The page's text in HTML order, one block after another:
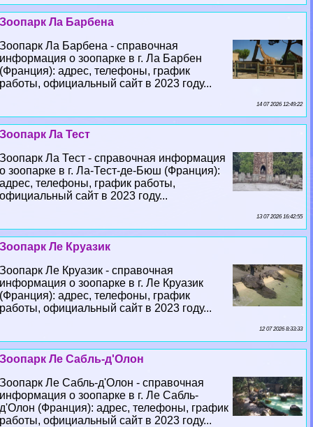
Зоопарк Ла Барбена
Зоопарк Ла Барбена - справочная
информация о зоопарке в г. Ла Барбен
(Франция): адрес, телефоны, график
работы, официальный сайт в 2023 году...
14 07 2026 12:49:22
Зоопарк Ла Тест
Зоопарк Ла Тест - справочная информация
о зоопарке в г. Ла-Тест-де-Бюш (Франция):
адрес, телефоны, график работы,
официальный сайт в 2023 году...
13 07 2026 16:42:55
Зоопарк Ле Круазик
Зоопарк Ле Круазик - справочная
информация о зоопарке в г. Ле Круазик
(Франция): адрес, телефоны, график
работы, официальный сайт в 2023 году...
12 07 2026 8:33:33
Зоопарк Ле Сабль-д'Олон
Зоопарк Ле Сабль-д'Олон - справочная
информация о зоопарке в г. Ле Сабль-
д'Олон (Франция): адрес, телефоны, график
работы, официальный сайт в 2023 году...